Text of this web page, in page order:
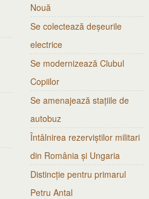
Nouă
Se colectează deșeurile
electrice
Se modernizează Clubul
Copiilor
Se amenajează stațiile de
autobuz
Întâlnirea rezerviștilor militari
din România și Ungaria
Distincție pentru primarul
Petru Antal